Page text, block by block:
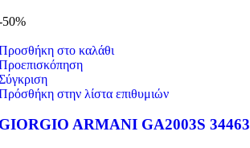
50%
στο καλάθι
στην λίστα επιθυμιών
ARMANI GA2003S 34463